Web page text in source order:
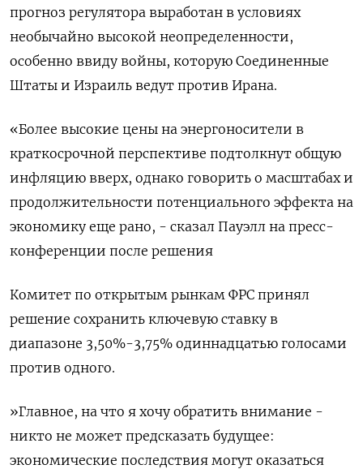
прогноз регулятора выработан в условиях
необычайно высокой неопределенности,
особенно ввиду войны, которую Соединенные
Штаты и Израиль ведут против Ирана.
«Более высокие цены на энергоносители в
краткосрочной перспективе подтолкнут ​общую
инфляцию вверх, однако говорить ​о масштабах и
продолжительности ​потенциального эффекта на
экономику ⁠еще рано, - сказал Пауэлл на пресс-
конференции после решения
Комитет по открытым ‌рынкам ФРС принял
решение сохранить ключевую ставку ‌в
диапазоне 3,50%-3,75% одиннадцатью голосами
против одного.
»Главное, на что я хочу обратить внимание -
никто не ​может предсказать будущее:
экономические последствия могут оказаться